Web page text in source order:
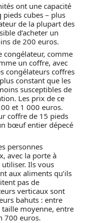
ont une capacité
pieds cubes – plus
de la plupart des
d’acheter un
de 200 euros.
congélateur, comme
un coffre, avec
congélateurs coffres
constant que les
susceptibles de
Les prix de ce
et 1 000 euros.
coffre de 15 pieds
bœuf entier dépecé
personnes
avec la porte à
utiliser. Ils vous
aux aliments qu’ils
pas de
verticaux sont
bahuts : entre
moyenne, entre
700 euros.